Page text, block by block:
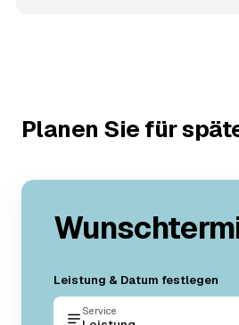
Planen Sie für
Leistung & Datum festlegen
Service